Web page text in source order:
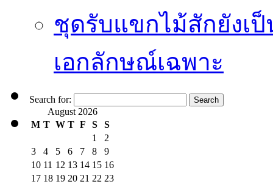
ชุดรับแขกไม้สักยังเป็
เอกลักษณ์เฉพาะ
Search for:
August 2026
M T W T F S
S
1
2
3
4 5 6 7 8
9
10 11 12 13 14 15 16
17 18 19 20 21 22 23